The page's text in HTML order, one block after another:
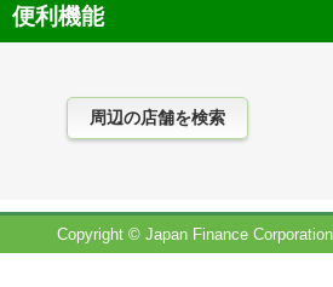
便利機能
Copyright © Japan Finance